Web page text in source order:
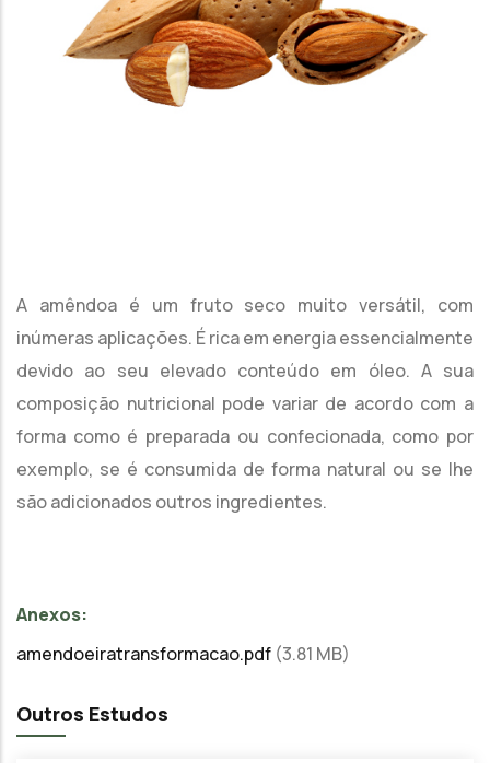
A amêndoa é um fruto seco muito versátil, com
inúmeras aplicações. É rica em energia essencialmente
devido ao seu elevado conteúdo em óleo. A sua
composição nutricional pode variar de acordo com a
forma como é preparada ou confecionada, como por
exemplo, se é consumida de forma natural ou se lhe
são adicionados outros ingredientes.
Anexos:
amendoeiratransformacao.pdf (3.81 MB)
Outros Estudos